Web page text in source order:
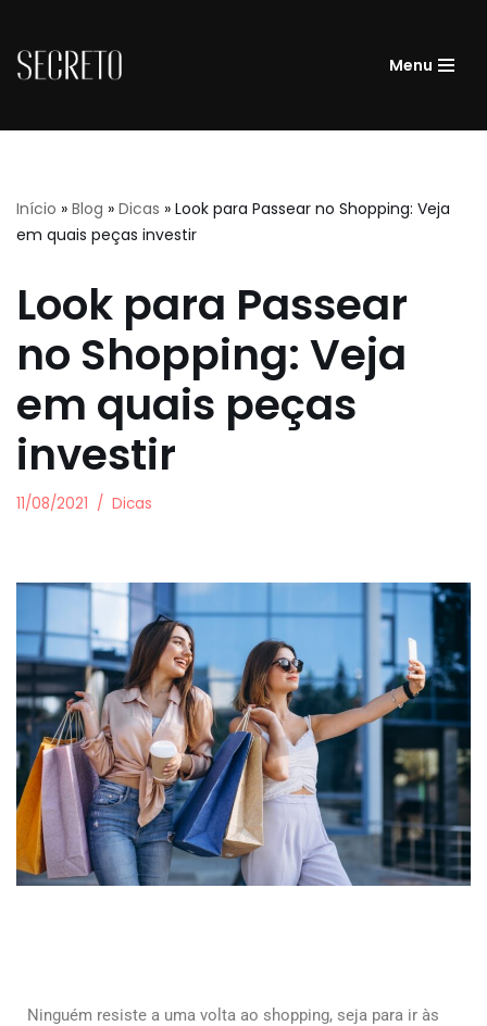
Pular
para
conteúdo
Menu
Início » Blog » Dicas » Look para Passear no Shopping: Veja
em quais peças investir
Look para Passear
no Shopping: Veja
em quais peças
investir
11/08/2021 Dicas
Ninguém resiste a uma volta ao shopping, seja para ir às